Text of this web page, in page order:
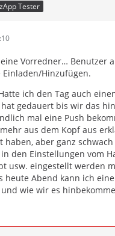
Tester
Vorredner… Benutzer
Hinzufügen.
ich den Tag auch
gedauert bis wir das
mal eine Push
aus dem Kopf aus
haben, aber ganz
den Einstellungen vom
usw. eingestellt werden
heute Abend kann ich
wie wir es